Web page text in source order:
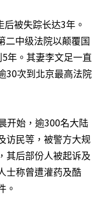
后被失踪长达3年。
二中级法院以颠覆国
5年。其妻李文足一直
30次到北京最高法院
开始，逾300名大陆
访民等，被警方大规
其后部份人被起诉及
士称曾遭灌药及酷
。